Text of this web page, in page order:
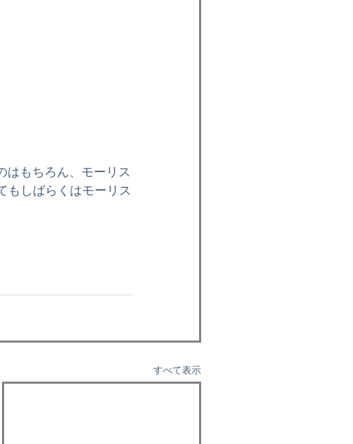
はもちろん、モーリス
もしばらくはモーリス
すべて表示